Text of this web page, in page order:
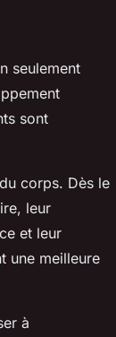
seulement
sont
corps. Dès le
leur
et leur
une meilleure
à